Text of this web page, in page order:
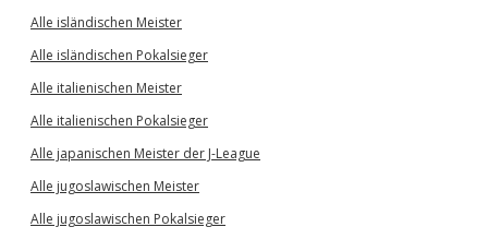
Alle isländischen Meister
Alle isländischen Pokalsieger
Alle italienischen Meister
Alle italienischen Pokalsieger
Alle japanischen Meister der J-League
Alle jugoslawischen Meister
Alle jugoslawischen Pokalsieger